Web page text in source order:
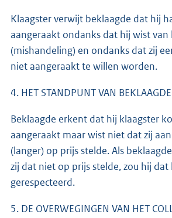
Klaagster verwijt beklaagde dat hij
aangeraakt ondanks dat hij wist
(mishandeling) en ondanks dat zij
niet aangeraakt te willen worden.
4. HET STANDPUNT VAN BEKLAAGDE
Beklaagde erkent dat hij klaagster
aangeraakt maar wist niet dat zij
(langer) op prijs stelde. Als
zij dat niet op prijs stelde, zou hij dat
gerespecteerd.
5. DE OVERWEGINGEN VAN HET